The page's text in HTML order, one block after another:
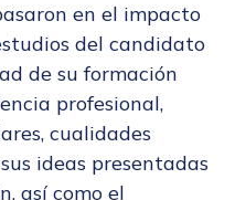
en el impacto
del candidato
de su formación
profesional,
cualidades
ideas presentadas
así como el